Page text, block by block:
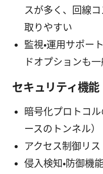
スが多く、回線
取りやすい
監視・運用サポー
ドオプションも
セキュリティ機能
暗号化プロトコ
ースのトンネル）
アクセス制御リ
侵入検知・防御機